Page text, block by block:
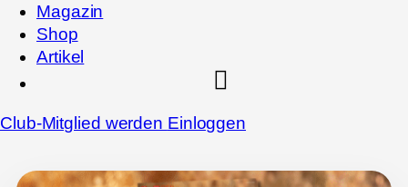
Magazin
Shop
Artikel
Club-Mitglied werden Einloggen